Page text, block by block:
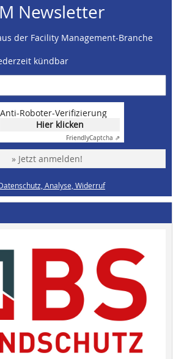
Newsletter
der Facility Management-Branche
kündbar
Anti-Roboter-Verifizierung
Hier klicken
FriendlyCaptcha ⇗
» Jetzt anmelden!
Analyse, Widerruf